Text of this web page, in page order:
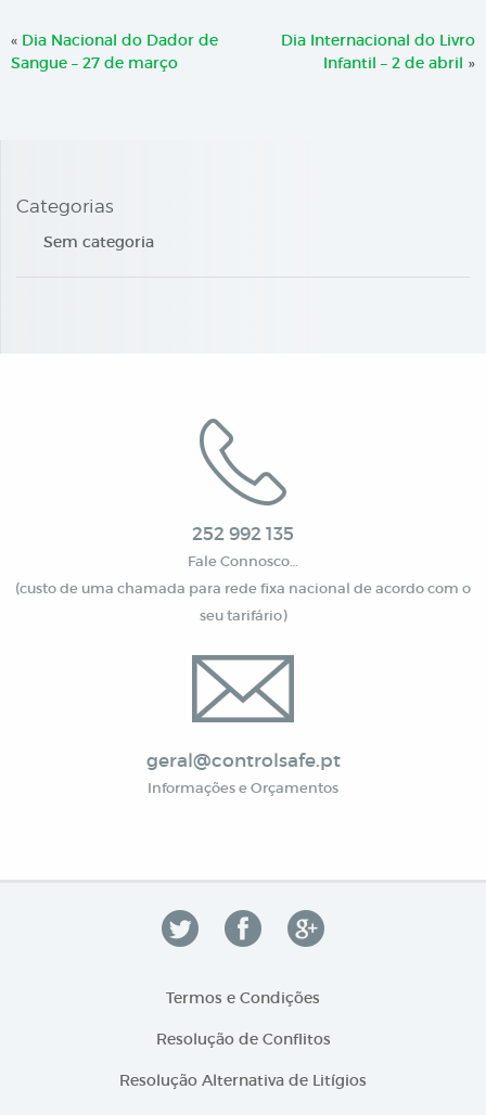
« Dia Nacional do Dador de
Sangue – 27 de março
Dia Internacional do Livro
Infantil – 2 de abril »
Categorias
Sem categoria
252 992 135
Fale Connosco…
(custo de uma chamada para rede fixa nacional de acordo com o
seu tarifário)
geral@controlsafe.pt
Informações e Orçamentos
Termos e Condições
Resolução de Conflitos
Resolução Alternativa de Litígios